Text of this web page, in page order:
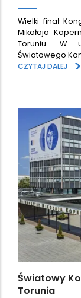
Wielki finał
Mikołaja
Toruniu. W
Światowego
CZYTAJ DALEJ
>
Światowy
Torunia